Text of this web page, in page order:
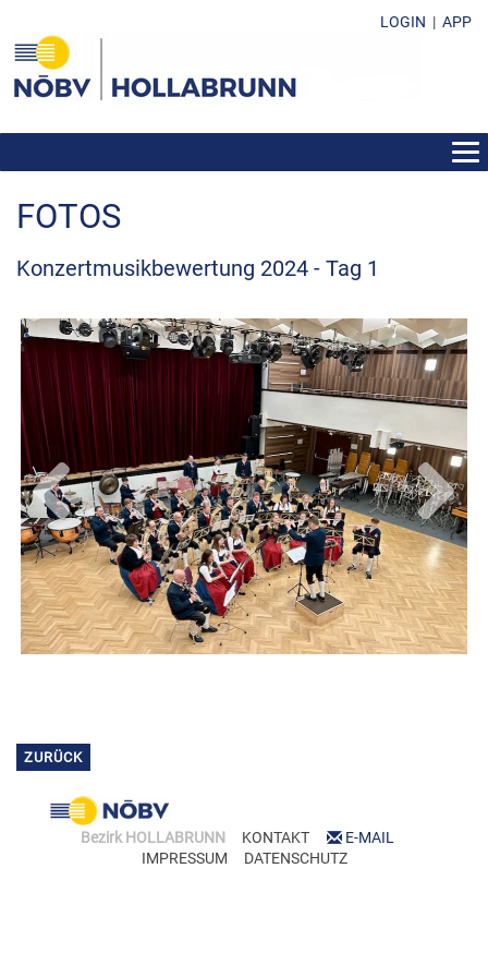
LOGIN | APP
ÜBER DEN BEZIRK
VEREINE
FOTOS
VERANSTALTUNGEN
BEWERBE UND ERGEBNISSE
FORMULARE & DOWNLOADS
FOTOS
Konzertmusikbewertung 2024 - Tag 1
Previous Next
ZURÜCK
Bezirk HOLLABRUNN KONTAKT
E-MAIL
IMPRESSUM
DATENSCHUTZ